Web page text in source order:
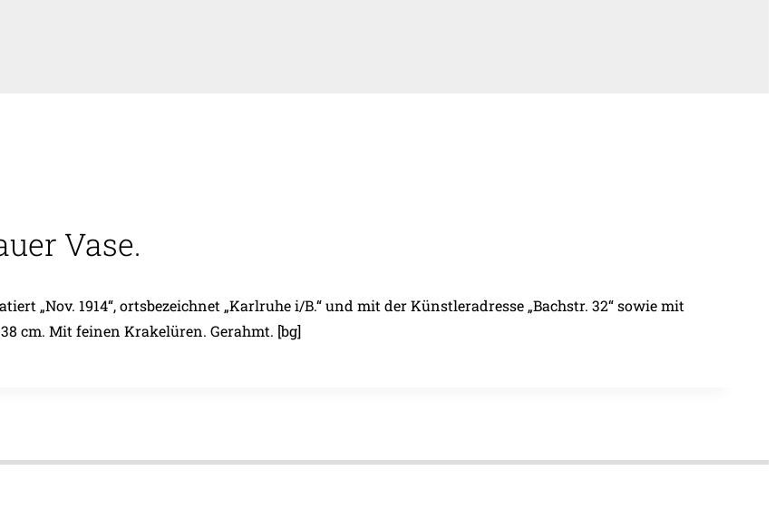
Vase.
„Nov. 1914“, ortsbezeichnet „Karlruhe i/B.“ und mit der Künstleradresse „Bachstr. 32“ sowie mit
cm. Mit feinen Krakelüren. Gerahmt. [bg]